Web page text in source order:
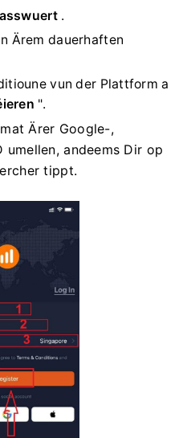
.
Ärem dauerhaften
vun der Plattform a
".
Ärer Google-,
andeems Dir op
tippt.